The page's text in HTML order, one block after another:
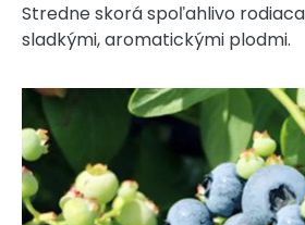
Stredne skorá spoľahlivo
sladkými, aromatickými plodmi.